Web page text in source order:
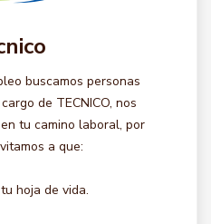
buscamos personas
de TECNICO, nos
tu camino laboral, por
a que:
hoja de vida.